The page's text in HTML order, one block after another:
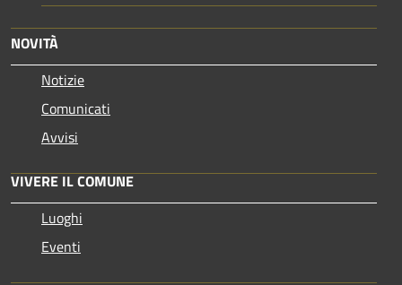
NOVITÀ
Notizie
Comunicati
Avvisi
VIVERE IL COMUNE
Luoghi
Eventi